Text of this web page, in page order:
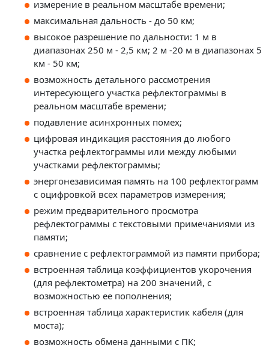
измерение в реальном масштабе времени;
максимальная дальность - до 50 км;
высокое разрешение по дальности: 1 м в
диапазонах 250 м - 2,5 км; 2 м -20 м в диапазонах 5
км - 50 км;
возможность детального рассмотрения
интересующего участка рефлектограммы в
реальном масштабе времени;
подавление асинхронных помех;
цифровая индикация расстояния до любого
участка рефлектограммы или между любыми
участками рефлектограммы;
энергонезависимая память на 100 рефлектограмм
с оцифровкой всех параметров измерения;
режим предварительного просмотра
рефлектограммы с текстовыми примечаниями из
памяти;
сравнение с рефлектограммой из памяти прибора;
встроенная таблица коэффициентов укорочения
(для рефлектометра) на 200 значений, с
возможностью ее пополнения;
встроенная таблица характеристик кабеля (для
моста);
возможность обмена данными с ПК;